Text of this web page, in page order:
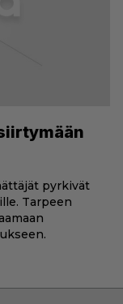
pyrkivät
Tarpeen